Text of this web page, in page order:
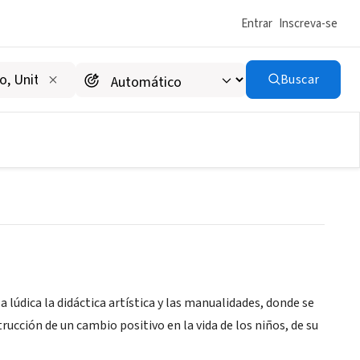
Entrar Inscreva-se
Buscar
lúdica la didáctica artística y las manualidades, donde se
de un cambio positivo en la vida de los niños, de su